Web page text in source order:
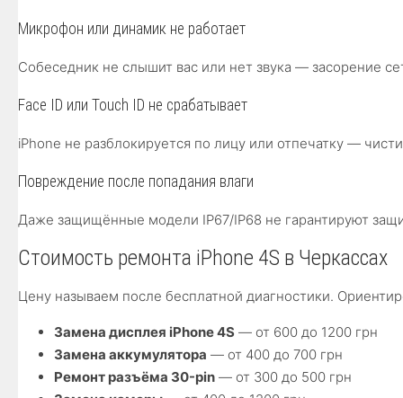
Микрофон или динамик не работает
Собеседник не слышит вас или нет звука — засорение
Face ID или Touch ID не срабатывает
iPhone не разблокируется по лицу или отпечатку —
Повреждение после попадания влаги
Даже защищённые модели IP67/IP68 не гарантируют
Стоимость ремонта iPhone 4S в Черкассах
Цену называем после бесплатной диагностики.
Замена дисплея iPhone 4S — от 600 до 1200 грн
Замена аккумулятора — от 400 до 700 грн
Ремонт разъёма 30-pin — от 300 до 500 грн